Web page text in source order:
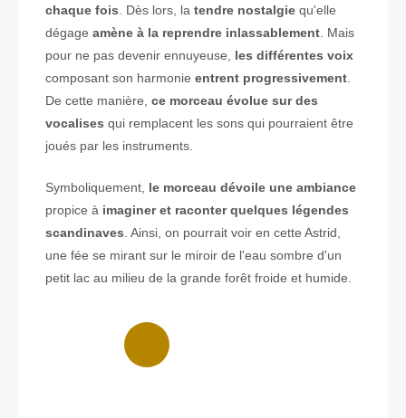
chaque fois . Dès lors, la tendre nostalgie qu'elle
dégage amène à la reprendre inlassablement . Mais
pour ne pas devenir ennuyeuse, les différentes voix
composant son harmonie entrent progressivement
De cette manière, ce morceau évolue sur des
vocalises qui remplacent les sons qui pourraient être
joués par les instruments.
Symboliquement, le morceau dévoile une ambiance
propice à imaginer et raconter quelques légendes
scandinaves . Ainsi, on pourrait voir en cette Astrid,
une fée se mirant sur le miroir de l'eau sombre d'un
petit lac au milieu de la grande forêt froide et humide.